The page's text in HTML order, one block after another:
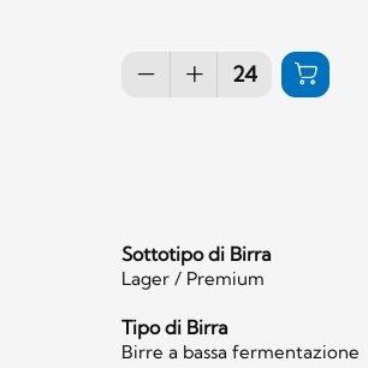
Sottotipo di Birra
Lager / Premium
Tipo di Birra
Birre a bassa fermentazione